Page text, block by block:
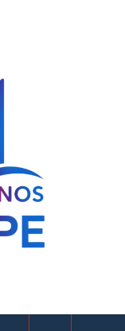
DE PERNAMBUCO
Nº0081/2023